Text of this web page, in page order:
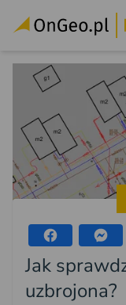
Jak
uzbrojona?